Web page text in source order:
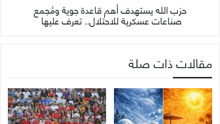
حزب الله يستهدف أهم قاعدة جوية ومُجمع
صناعات عسكرية للاحتلال.. تعرف عليها
مقالات ذات صلة